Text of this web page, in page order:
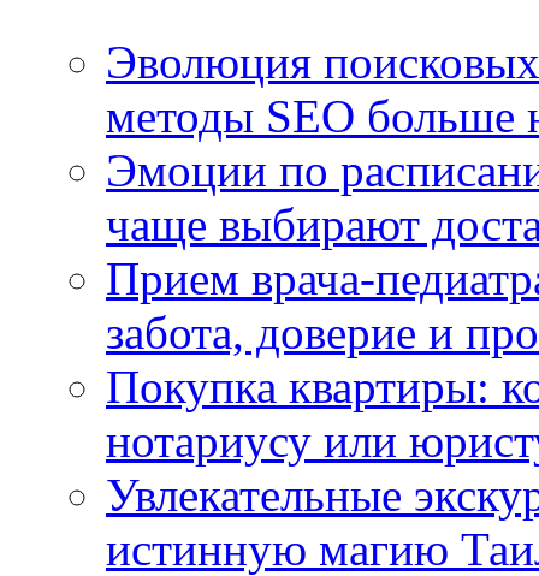
Эволюция
методы SEO больше
Эмоции по
чаще выбирают
Прием врача-
забота, доверие и
Покупка квартиры:
нотариусу или
Увлекательные
истинную магию